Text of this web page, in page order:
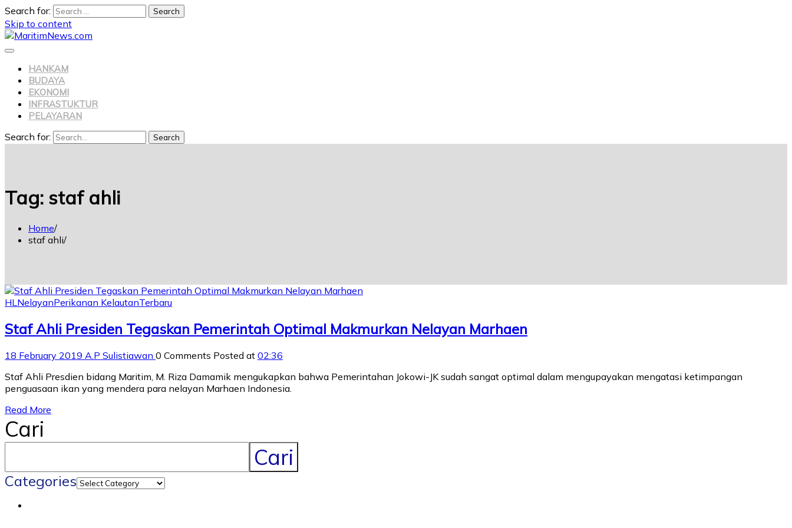
Search for:
Skip to content
HANKAM
BUDAYA
EKONOMI
INFRASTUKTUR
PELAYARAN
Search for: Search
Tag: staf ahli
Home
staf ahli
HL NelayanPerikanan KelautanTerbaru
Staf Ahli Presiden Tegaskan Pemerintah Optimal Makmurkan Nelayan Marhaen
18 February 2019 A.P Sulistiawan 0 Comments Posted at 02:36
Staf Ahli Presdien bidang Maritim, M. Riza Damamik mengukapkan bahwa Pemerintahan Jokowi-JK sudah sangat optimal dalam mengupayakan mengatasi ketimpangan
penguasaan ikan yang mendera para nelayan Marhaen Indonesia.
Read More
Cari
Cari
Categories